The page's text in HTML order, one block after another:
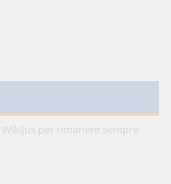
per rimanere sempre